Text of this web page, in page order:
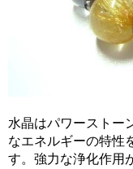
水晶はパワーストー
なエネルギーの特性
す。強力な浄化作用